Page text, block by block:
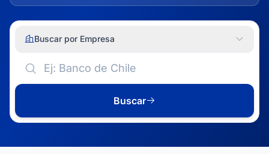
Buscar por Empresa
Buscar